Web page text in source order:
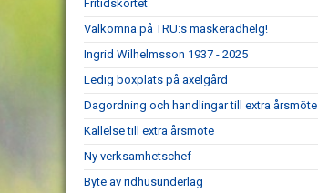
Fritidskortet
Välkomna på TRU:s maskeradhelg!
Ingrid Wilhelmsson 1937 - 2025
Ledig boxplats på axelgård
Dagordning och handlingar till extra årsmöte
Kallelse till extra årsmöte
Ny verksamhetschef
Byte av ridhusunderlag